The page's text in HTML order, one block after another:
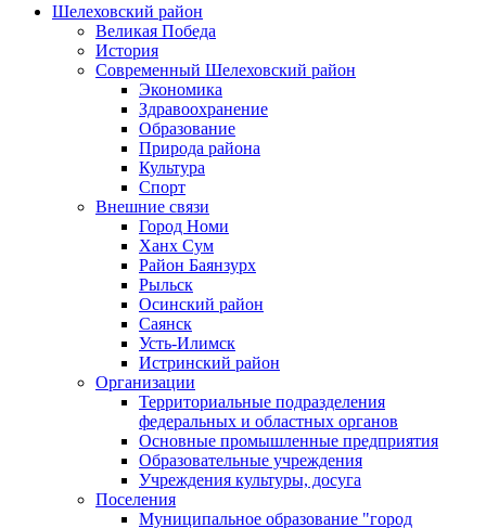
Шелеховский район
Великая Победа
История
Современный Шелеховский район
Экономика
Здравоохранение
Образование
Природа района
Культура
Спорт
Внешние связи
Город Номи
Ханх Сум
Район Баянзурх
Рыльск
Осинский район
Саянск
Усть-Илимск
Истринский район
Организации
Территориальные подразделения
федеральных и областных органов
Основные промышленные предприятия
Образовательные учреждения
Учреждения культуры, досуга
Поселения
Муниципальное образование "город